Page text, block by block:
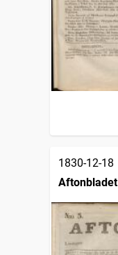
1830-12-18
Aftonbladet